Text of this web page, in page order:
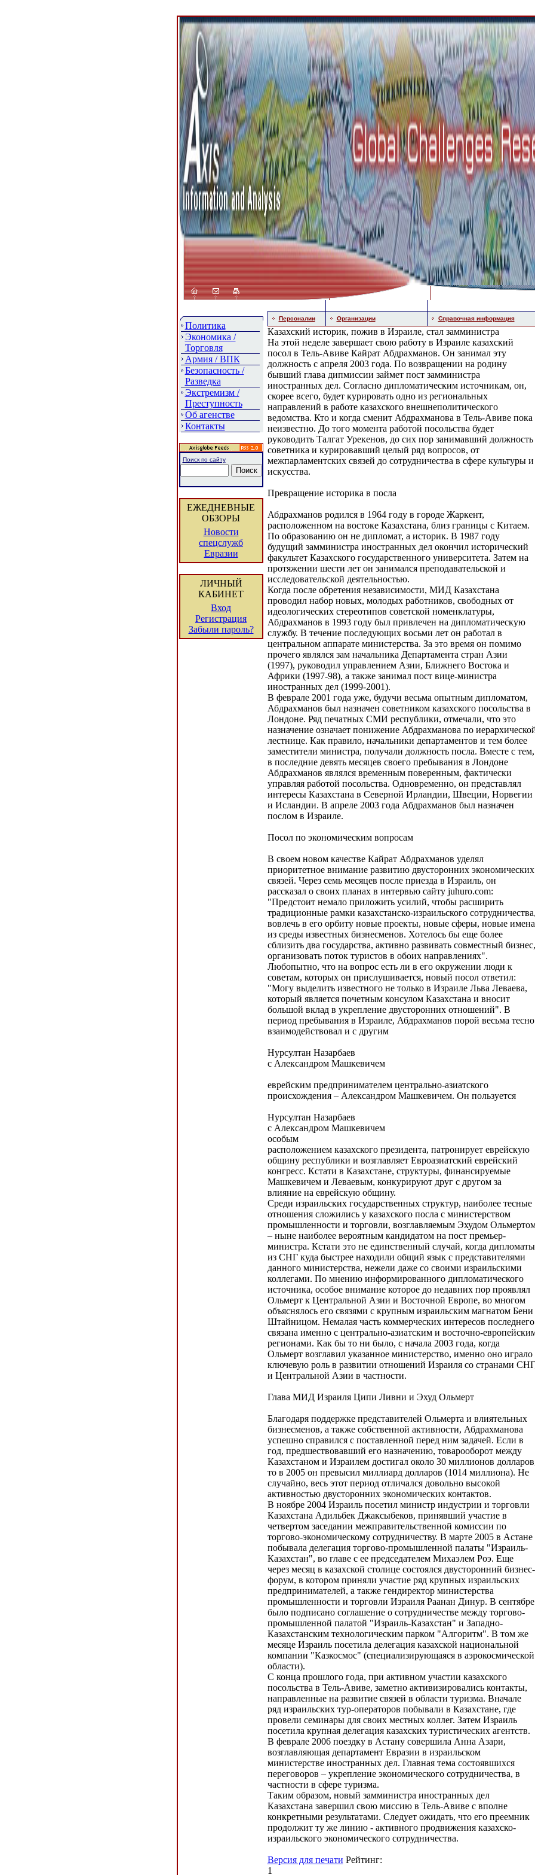
Политика
Экономика /
Торговля
Армия / ВПК
Безопасность /
Разведка
Экстремизм /
Преступность
Об агенстве
Контакты
Поиск по сайту
ЕЖЕДНЕВНЫЕ
ОБЗОРЫ
Новости
спецслужб
Евразии
ЛИЧНЫЙ
КАБИНЕТ
Вход
Регистрация
Забыли пароль?
Персоналии Организации Справочная информация
Казахский историк, пожив в Израиле, стал замминистра
На этой неделе завершает свою работу в Израиле казахский
посол в Тель-Авиве Кайрат Абдрахманов. Он занимал эту
должность с апреля 2003 года. По возвращении на родину
бывший глава дипмиссии займет пост замминистра
иностранных дел. Согласно дипломатическим источникам, он,
скорее всего, будет курировать одно из региональных
направлений в работе казахского внешнеполитического
ведомства. Кто и когда сменит Абдрахманова в Тель-Авиве пока
неизвестно. До того момента работой посольства будет
руководить Талгат Урекенов, до сих пор занимавший должность
советника и курировавший целый ряд вопросов, от
межпарламентских связей до сотрудничества в сфере культуры и
искусства.
Превращение историка в посла
Абдрахманов родился в 1964 году в городе Жаркент,
расположенном на востоке Казахстана, близ границы с Китаем.
По образованию он не дипломат, а историк. В 1987 году
будущий замминистра иностранных дел окончил исторический
факультет Казахского государственного университета. Затем на
протяжении шести лет он занимался преподавательской и
исследовательской деятельностью.
Когда после обретения независимости, МИД Казахстана
проводил набор новых, молодых работников, свободных от
идеологических стереотипов советской номенклатуры,
Абдрахманов в 1993 году был привлечен на дипломатическую
службу. В течение последующих восьми лет он работал в
центральном аппарате министерства. За это время он помимо
прочего являлся зам начальника Департамента стран Азии
(1997), руководил управлением Азии, Ближнего Востока и
Африки (1997-98), а также занимал пост вице-министра
иностранных дел (1999-2001).
В феврале 2001 года уже, будучи весьма опытным дипломатом,
Абдрахманов был назначен советником казахского посольства в
Лондоне. Ряд печатных СМИ республики, отмечали, что это
назначение означает понижение Абдрахманова по
лестнице. Как правило, начальники департаментов и тем более
заместители министра, получали должность посла. Вместе с тем,
в последние девять месяцев своего пребывания в Лондоне
Абдрахманов являлся временным поверенным, фактически
управляя работой посольства. Одновременно, он представлял
интересы Казахстана в Северной Ирландии, Швеции, Норвегии
и Исландии. В апреле 2003 года Абдрахманов был назначен
послом в Израиле.
Посол по экономическим вопросам
В своем новом качестве Кайрат Абдрахманов уделял
приоритетное внимание развитию двусторонних экономических
связей. Через семь месяцев после приезда в Израиль, он
рассказал о своих планах в интервью сайту juhuro.com:
"Предстоит немало приложить усилий, чтобы расширить
традиционные рамки казахстанско-израильского
вовлечь в его орбиту новые проекты, новые сферы, новые имена
из среды известных бизнесменов. Хотелось бы еще более
сблизить два государства, активно развивать совместный бизнес,
организовать поток туристов в обоих направлениях".
Любопытно, что на вопрос есть ли в его окружении люди к
советам, которых он прислушивается, новый посол ответил:
"Могу выделить известного не только в Израиле Льва Леваева,
который является почетным консулом Казахстана и вносит
большой вклад в укрепление двусторонних отношений". В
период пребывания в Израиле, Абдрахманов порой весьма тесно
взаимодействовал и с другим
Нурсултан Назарбаев
с Александром Машкевичем
еврейским предпринимателем центрально-азиатского
происхождения – Александром Машкевичем. Он пользуется
Нурсултан Назарбаев
с Александром Машкевичем
особым
расположением казахского президента, патронирует еврейскую
общину республики и возглавляет Евроазиатский еврейский
конгресс. Кстати в Казахстане, структуры, финансируемые
Машкевичем и Леваевым, конкурируют друг с другом за
влияние на еврейскую общину.
Среди израильских государственных структур, наиболее тесные
отношения сложились у казахского посла с министерством
промышленности и торговли, возглавляемым Эхудом
– ныне наиболее вероятным кандидатом на пост премьер-
министра. Кстати это не единственный случай, когда дипломаты
из СНГ куда быстрее находили общий язык с представителями
данного министерства, нежели даже со своими израильскими
коллегами. По мнению информированного дипломатического
источника, особое внимание которое до недавних пор проявлял
Ольмерт к Центральной Азии и Восточной Европе, во многом
объяснялось его связями с крупным израильским магнатом Бени
Штайницом. Немалая часть коммерческих интересов последнего
связана именно с центрально-азиатским и восточно-
регионами. Как бы то ни было, с начала 2003 года, когда
Ольмерт возглавил указанное министерство, именно оно играло
ключевую роль в развитии отношений Израиля со странами
и Центральной Азии в частности.
Глава МИД Израиля Ципи Ливни и Эхуд Ольмерт
Благодаря поддержке представителей Ольмерта и влиятельных
бизнесменов, а также собственной активности, Абдрахманова
успешно справился с поставленной перед ним задачей. Если в
год, предшествовавший его назначению, товарооборот между
Казахстаном и Израилем достигал около 30 миллионов
то в 2005 он превысил миллиард долларов (1014 миллиона). Не
случайно, весь этот период отличался довольно высокой
активностью двусторонних экономических контактов.
В ноябре 2004 Израиль посетил министр индустрии и торговли
Казахстана Адильбек Джаксыбеков, принявший участие в
четвертом заседании межправительственной комиссии по
торгово-экономическому сотрудничеству. В марте 2005 в Астане
побывала делегация торгово-промышленной палаты "Израиль-
Казахстан", во главе с ее председателем Михаэлем Роэ. Еще
через месяц в казахской столице состоялся двусторонний бизнес-
форум, в котором приняли участие ряд крупных израильских
предпринимателей, а также гендиректор министерства
промышленности и торговли Израиля Раанан Динур. В сентябре
было подписано соглашение о сотрудничестве между торгово-
промышленной палатой "Израиль-Казахстан" и Западно-
Казахстанским технологическим парком "Алгоритм". В том же
месяце Израиль посетила делегация казахской национальной
компании "Казкосмос" (специализирующаяся в аэрокосмической
области).
С конца прошлого года, при активном участии казахского
посольства в Тель-Авиве, заметно активизировались контакты,
направленные на развитие связей в области туризма. Вначале
ряд израильских тур-операторов побывали в Казахстане, где
провели семинары для своих местных коллег. Затем Израиль
посетила крупная делегация казахских туристических агентств.
В феврале 2006 поездку в Астану совершила Анна Азари,
возглавляющая департамент Евразии в израильском
министерстве иностранных дел. Главная тема состоявшихся
переговоров – укрепление экономического сотрудничества, в
частности в сфере туризма.
Таким образом, новый замминистра иностранных дел
Казахстана завершил свою миссию в Тель-Авиве с вполне
конкретными результатами. Следует ожидать, что его преемник
продолжит ту же линию - активного продвижения казахско-
израильского экономического сотрудничества.
Версия для печати Рейтинг:
1